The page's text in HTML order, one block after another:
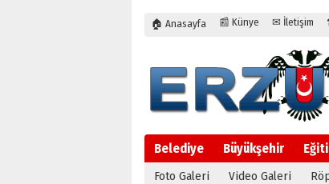
🏠 Anasayfa 📰 Künye ✉ İletişim
Belediye Büyükşehir
Foto Galeri Video Galeri